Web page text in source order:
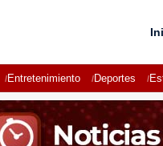
Entretenimiento Deportes